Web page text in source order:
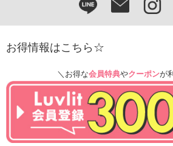
お得情報はこちら☆
＼お得な会員特典やクーポンが